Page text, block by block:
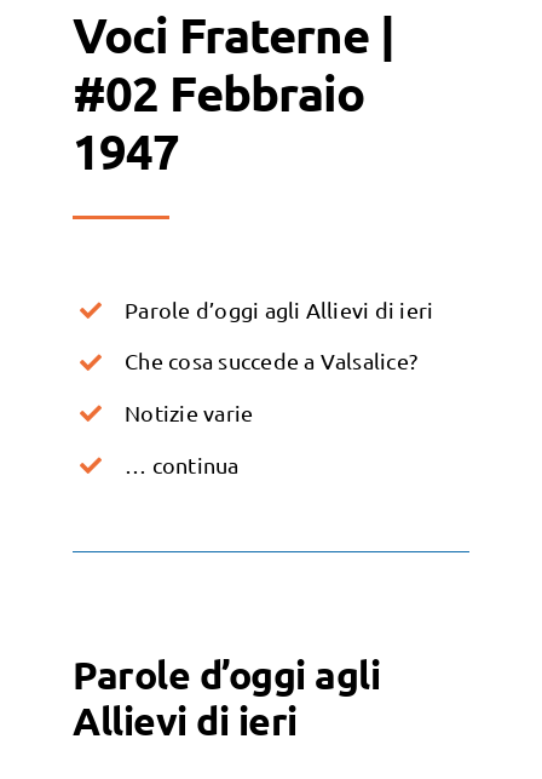
Voci Fraterne |
#02 Febbraio
1947
Parole d’oggi agli Allievi di ieri
Che cosa succede a Valsalice?
Notizie varie
… continua
Parole d’oggi agli
Allievi di ieri